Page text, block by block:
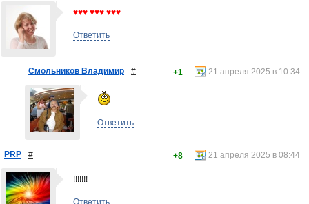
♥♥♥ ♥♥♥ ♥♥♥
Ответить
Смольников Владимир # 21 апреля 2025 в 10:34
+1
Ответить
PRP # 21 апреля 2025 в 08:44
+8
!!!!!!!
Ответить